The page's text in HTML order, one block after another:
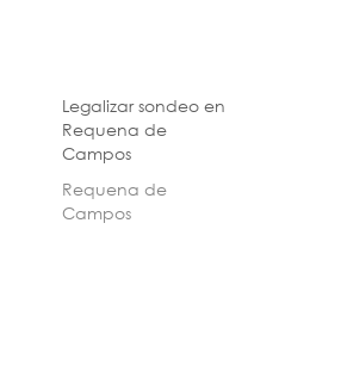
Legalizar sondeo en
Requena de
Campos
Requena de
Campos